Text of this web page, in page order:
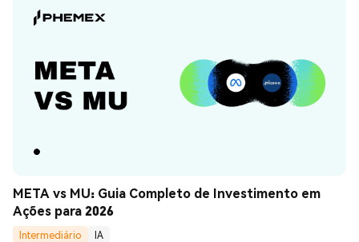
META vs MU: Guia Completo de Investimento em
Ações para 2026
Intermediário
IA